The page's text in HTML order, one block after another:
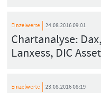
Einzelwerte 24.08.2016 09:01
Chartanalyse:
Lanxess, DIC Asset
Einzelwerte 23.08.2016 08:19